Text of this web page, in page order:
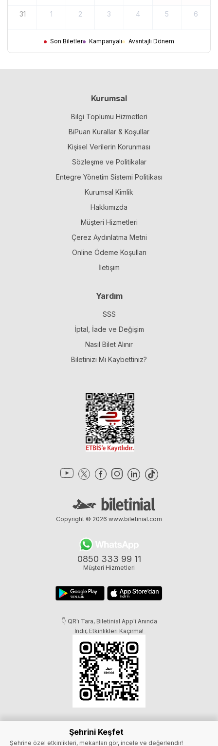
31 1 2 3 4 5 6
Son Biletler Kampanyalı Avantajlı Dönem
Şehrini Keşfet
Şehrine özel etkinlikleri, mekanları gör, incele ve değerlendir!
Kurumsal
Bilgi Toplumu Hizmetleri
BiPuan Kurallar & Koşullar
Kişisel Verilerin Korunması
Sözleşme ve Politikalar
Entegre Yönetim Sistemi Politikası
Kurumsal Kimlik
Hakkımızda
Müşteri Hizmetleri
Çerez Aydınlatma Metni
Online Ödeme Koşulları
İletişim
Yardım
SSS
İptal, İade ve Değişim
Nasıl Bilet Alınır
Biletinizi Mi Kaybettiniz?
0850 333 99 11
Müşteri Hizmetleri
👇 QR'ı Tara, Biletinial App'i Anında
İndir, Etkinlikleri Kaçırma!
Copyright © 2026 www.biletinial.com